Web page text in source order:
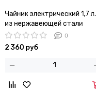
Чайник электрический 1,7 л.
из нержавеющей стали
Kamille KM-1721
0
2 360 руб